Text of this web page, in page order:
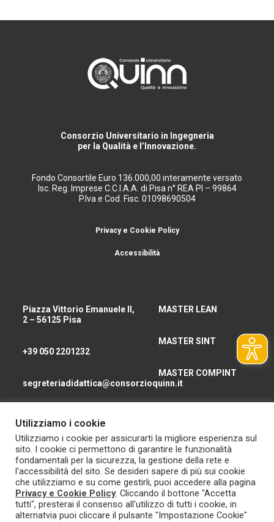
Consorzio Universitario in Ingegneria
per la Qualità e l’Innovazione.
Fondo Consortile Euro 136.000,00 interamente versato
Isc. Reg. Imprese C.C.I.A.A. di Pisa n° REA PI – 99864
P.Iva e Cod. Fisc. 01098690504
Privacy e Cookie Policy
Accessibilità
Piazza Vittorio Emanuele II,
2 – 56125 Pisa
+39 050 2201232
segreteriadidattica@consorzioquinn.it
consorzioquinn@pec.it
MASTER LEAN
MASTER SINT
MASTER COMPINT
CONTATTI
Utilizziamo i cookie
Utilizziamo i cookie per assicurarti la migliore esperienza sul
sito. I cookie ci permettono di garantire le funzionalità
fondamentali per la sicurezza, la gestione della rete e
l’accessibilità del sito. Se desideri sapere di più sui cookie
che utilizziamo e su come gestirli, puoi accedere alla pagina
Privacy e Cookie Policy. Cliccando il bottone "Accetta
tutti", presterai il consenso all'utilizzo di tutti i cookie, in
alternatvia puoi cliccare il pulsante "Impostazione Cookie"